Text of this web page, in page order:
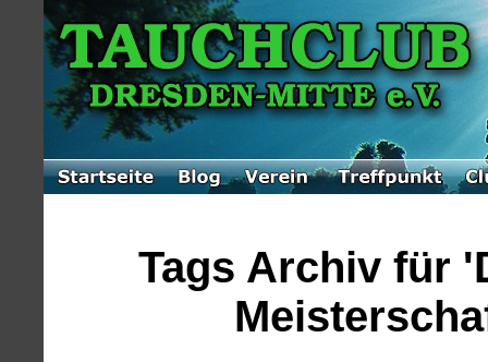
Tags Archiv für